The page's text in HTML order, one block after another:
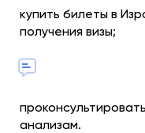
купить билеты в
получения визы;
анализам.